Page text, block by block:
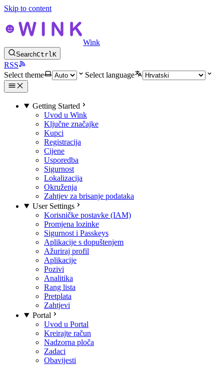
Skip to content
Wink
SearchCtrlK
RSS
Select theme
Select language
Getting Started
Uvod u Wink
Ključne značajke
Kupci
Registracija
Cijene
Usporedba
Sigurnost
Lokalizacija
Okruženja
Zahtjev za brisanje podataka
User Settings
Korisničke postavke (IAM)
Promjena lozinke
Sigurnost i Passkeys
Aplikacije s dopuštenjem
Ažuriraj profil
Aplikacije
Pozivi
Analitika
Rang lista
Pretplata
Zahtjevi
Portal
Uvod u Portal
Kreirajte račun
Nadzorna ploča
Zadaci
Obavijesti